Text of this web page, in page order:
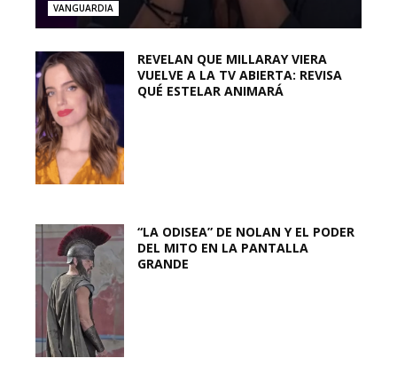
VANGUARDIA
REVELAN QUE MILLARAY VIERA
VUELVE A LA TV ABIERTA: REVISA
QUÉ ESTELAR ANIMARÁ
“LA ODISEA” DE NOLAN Y EL PODER
DEL MITO EN LA PANTALLA
GRANDE